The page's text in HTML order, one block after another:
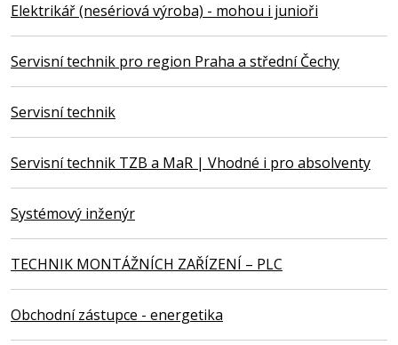
Elektrikář (nesériová výroba) - mohou i junioři
Servisní technik pro region Praha a střední Čechy
Servisní technik
Servisní technik TZB a MaR | Vhodné i pro absolventy
Systémový inženýr
TECHNIK MONTÁŽNÍCH ZAŘÍZENÍ – PLC
Obchodní zástupce - energetika